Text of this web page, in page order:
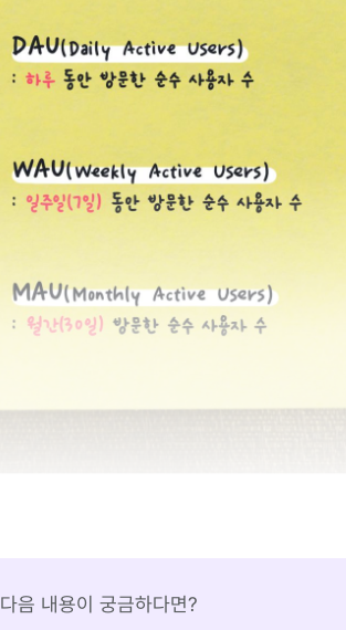
다음 내용이 궁금하다면?